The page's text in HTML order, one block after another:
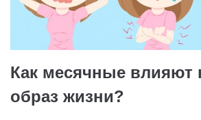
Как месячные влияют
образ жизни?